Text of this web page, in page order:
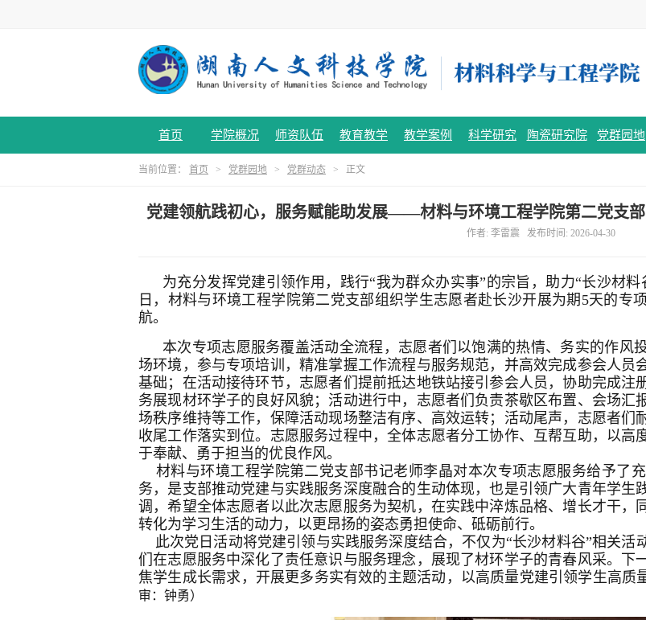
首页 学院概况 师资队伍 教育教学 教学案例 科学研究 陶瓷研究院 党群园地
当前位置： 首页 > 党群园地 > 党群动态 > 正文
党建领航践初心，服务赋能助发展——材料与环境工程学院第二党支
作者: 李雷震 发布时间: 2026-04-30
为充分发挥党建引领作用，践行“我为群众办实事”的宗旨，助力“长沙材
日，材料与环境工程学院第二党支部组织学生志愿者赴长沙开展为期5天的专
航。
本次专项志愿服务覆盖活动全流程，志愿者们以饱满的热情、务实的作风
场环境，参与专项培训，精准掌握工作流程与服务规范，并高效完成参会人员
基础；在活动接待环节，志愿者们提前抵达地铁站接引参会人员，协助完成注
务展现材环学子的良好风貌；活动进行中，志愿者们负责茶歇区布置、会场
场秩序维持等工作，保障活动现场整洁有序、高效运转；活动尾声，志愿者们
收尾工作落实到位。志愿服务过程中，全体志愿者分工协作、互帮互助，以
于奉献、勇于担当的优良作风。
材料与环境工程学院第二党支部书记老师李晶对本次专项志愿服务给予了
务，是支部推动党建与实践服务深度融合的生动体现，也是引领广大青年学生
调，希望全体志愿者以此次志愿服务为契机，在实践中淬炼品格、增长才干，
转化为学习生活的动力，以更昂扬的姿态勇担使命、砥砺前行。
此次党日活动将党建引领与实践服务深度结合，不仅为“长沙材料谷”相关活
们在志愿服务中深化了责任意识与服务理念，展现了材环学子的青春风采。下
焦学生成长需求，开展更多务实有效的主题活动，以高质量党建引领学生高质
审：钟勇）